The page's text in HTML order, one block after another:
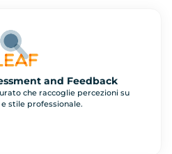
and Feedback
che raccoglie percezioni su
stile professionale.